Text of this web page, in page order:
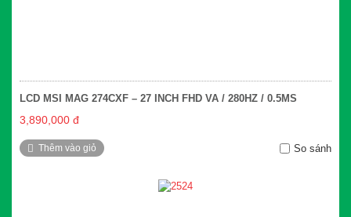
LCD MSI MAG 274CXF – 27 INCH FHD VA / 280HZ / 0.5MS
3,890,000 đ
Thêm vào giỏ So sánh